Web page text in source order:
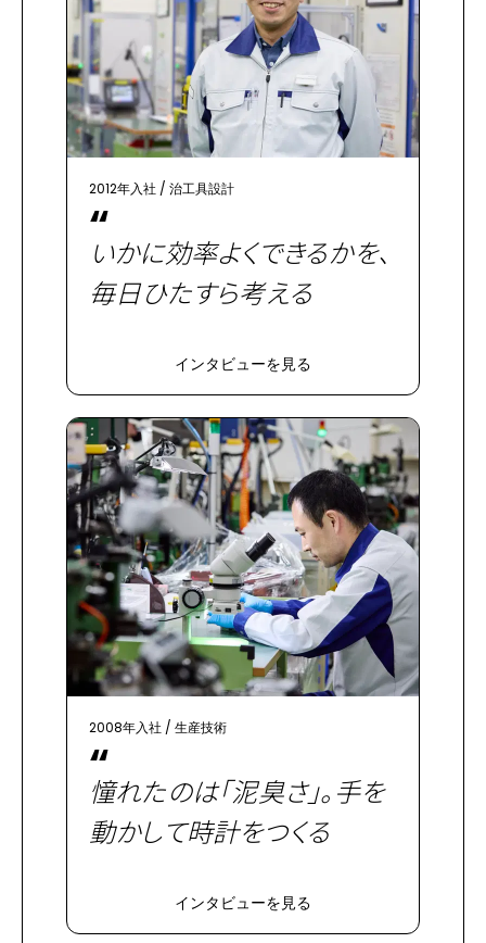
2012年入社 / 治工具設計
“
いかに効率よくできるかを、
毎日ひたすら考える
インタビューを見る
2008年入社 / 生産技術
“
憧れたのは「泥臭さ」。手を
動かして時計をつくる
インタビューを見る